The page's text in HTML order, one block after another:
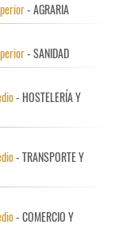
- AGRARIA
- SANIDAD
- HOSTELERÍA Y
- TRANSPORTE Y
- COMERCIO Y